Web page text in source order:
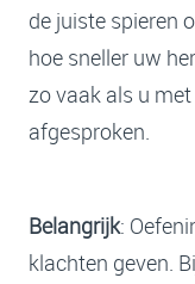
de juiste spieren
hoe sneller uw
zo vaak als u
afgesproken.
Belangrijk:
klachten geven.